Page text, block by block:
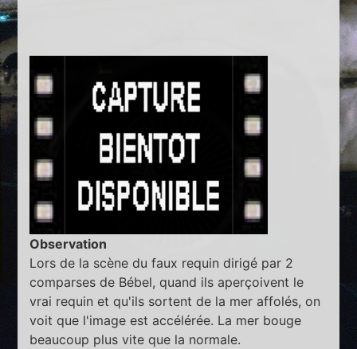
Observation
Lors de la scène du faux requin dirigé par 2
comparses de Bébel, quand ils aperçoivent le
vrai requin et qu'ils sortent de la mer affolés, on
voit que l'image est accélérée. La mer bouge
beaucoup plus vite que la normale.